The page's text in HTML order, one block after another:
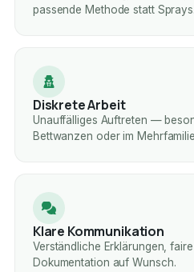
passende Methode statt Sprays.
Diskrete Arbeit
Unauffälliges Auftreten —
Bettwanzen oder im
Klare Kommunikation
Verständliche Erklärungen,
Dokumentation auf Wunsch.